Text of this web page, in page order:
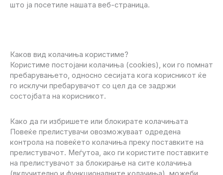
што ја посетиле нашата веб-страница.
Каков вид колачиња користиме?
Користиме постојани колачиња (cookies), кои го помнат
пребарувањето, односно сесијата кога корисникот ќе
го исклучи пребарувачот со цел да се задржи
состојбата на корисникот.
Како да ги избришете или блокирате колачињата
Повеќе прелистувачи овозможуваат одредена
контрола на повеќето колачиња преку поставките на
прелистувачот. Меѓутоа, ако ги користите поставките
на прелистувачот за блокирање на сите колачиња